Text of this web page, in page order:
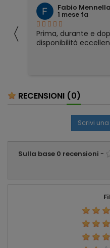
〈
Fabio Mennella
1 mese fa
Prima, durante e
disponibilità
RECENSIONI (0)
Scrivi
Sulla base 0 recensioni -